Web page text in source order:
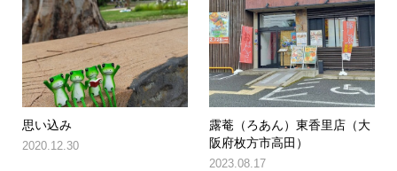
思い込み
2020.12.30
露菴（ろあん）東香里店（大
阪府枚方市高田）
2023.08.17